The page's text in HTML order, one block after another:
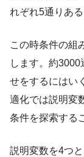
れぞれ5通りある
この時条件の組
します。約
せをするにはい
適化では説明変
条件を探索する
説明変数を4つ